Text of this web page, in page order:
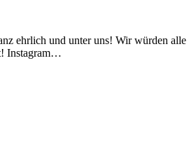
ehrlich und unter uns! Wir würden
Instagram…